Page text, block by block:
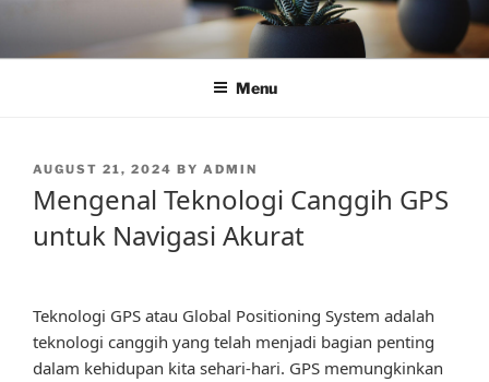
content
Menu
POSTED
AUGUST 21, 2024 BY ADMIN
Mengenal Teknologi Canggih GPS
untuk Navigasi Akurat
Teknologi GPS atau Global Positioning System adalah
teknologi canggih yang telah menjadi bagian penting
dalam kehidupan kita sehari-hari. GPS memungkinkan